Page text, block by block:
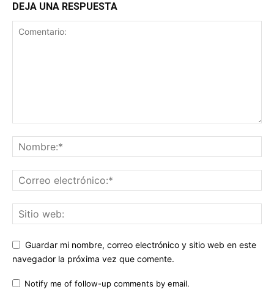
DEJA UNA RESPUESTA
Guardar mi nombre, correo electrónico y sitio web en este
navegador la próxima vez que comente.
Notify me of follow-up comments by email.